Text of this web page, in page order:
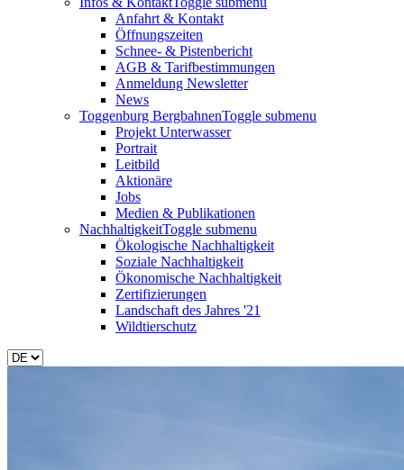
Anfahrt & Kontakt
Öffnungszeiten
Schnee- & Pistenbericht
AGB & Tarifbestimmungen
Anmeldung Newsletter
News
Toggenburg BergbahnenToggle submenu
Projekt Unterwasser
Portrait
Leitbild
Aktionäre
Jobs
Medien & Publikationen
NachhaltigkeitToggle submenu
Ökologische Nachhaltigkeit
Soziale Nachhaltigkeit
Ökonomische Nachhaltigkeit
Zertifizierungen
Landschaft des Jahres '21
Wildtierschutz